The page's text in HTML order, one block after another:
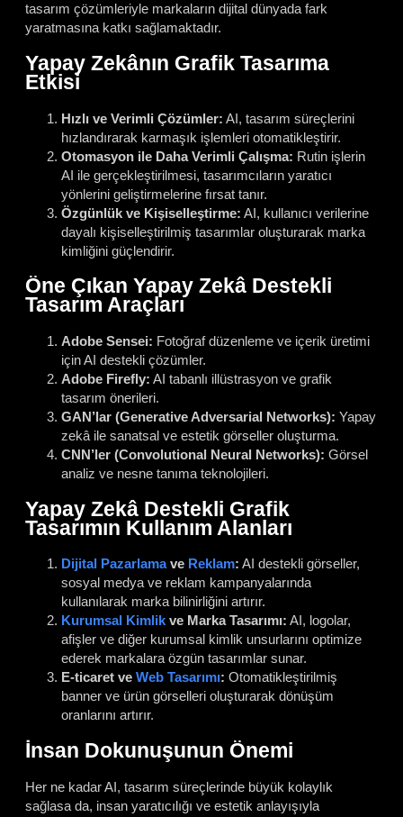
tasarım çözümleriyle markaların dijital dünyada fark
yaratmasına katkı sağlamaktadır.
Yapay Zekânın Grafik Tasarıma
Etkisi
Hızlı ve Verimli Çözümler: AI, tasarım süreçlerini
hızlandırarak karmaşık işlemleri otomatikleştirir.
Otomasyon ile Daha Verimli Çalışma: Rutin işlerin
AI ile gerçekleştirilmesi, tasarımcıların yaratıcı
yönlerini geliştirmelerine fırsat tanır.
Özgünlük ve Kişiselleştirme: AI, kullanıcı verilerine
dayalı kişiselleştirilmiş tasarımlar oluşturarak marka
kimliğini güçlendirir.
Öne Çıkan Yapay Zekâ Destekli
Tasarım Araçları
Adobe Sensei: Fotoğraf düzenleme ve içerik üretimi
için AI destekli çözümler.
Adobe Firefly: AI tabanlı illüstrasyon ve grafik
tasarım önerileri.
GAN’lar (Generative Adversarial Networks): Yapay
zekâ ile sanatsal ve estetik görseller oluşturma.
CNN’ler (Convolutional Neural Networks): Görsel
analiz ve nesne tanıma teknolojileri.
Yapay Zekâ Destekli Grafik
Tasarımın Kullanım Alanları
Dijital Pazarlamave Reklam: AI destekli görseller,
sosyal medya ve reklam kampanyalarında
kullanılarak marka bilinirliğini artırır.
Kurumsal Kimlik ve Marka Tasarımı: AI, logolar,
afişler ve diğer kurumsal kimlik unsurlarını optimize
ederek markalara özgün tasarımlar sunar.
E-ticaret ve Web Tasarımı: Otomatikleştirilmiş
banner ve ürün görselleri oluşturarak dönüşüm
oranlarını artırır.
İnsan Dokunuşunun Önemi
Her ne kadar AI, tasarım süreçlerinde büyük kolaylık
sağlasa da, insan yaratıcılığı ve estetik anlayışıyla